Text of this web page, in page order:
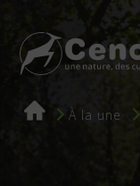
Fil
À la une